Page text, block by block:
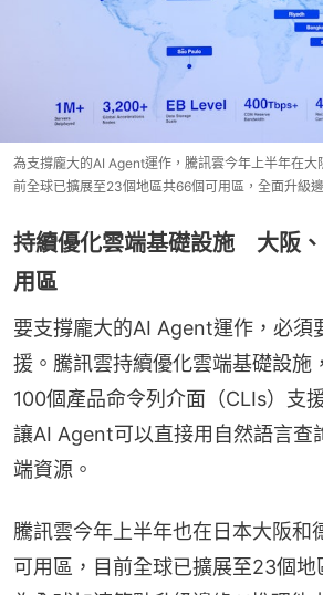
為支撐龐大的AI Agent運作，騰訊雲今年上半年在大
前全球已擴展至23個地區共66個可用區，全面升級
持續優化雲端基礎設施 大阪
用區
要支撐龐大的AI Agent運作，必須
援。騰訊雲持續優化雲端基礎設施
100個產品命令列介面（CLIs）支
讓AI Agent可以直接用自然語言查
端資源。
騰訊雲今年上半年也在日本大阪和
可用區，目前全球已擴展至23個地